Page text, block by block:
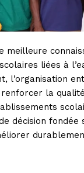
meilleure
liées à
l’organisation
la
décision fondée